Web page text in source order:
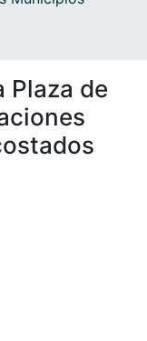
Plaza de